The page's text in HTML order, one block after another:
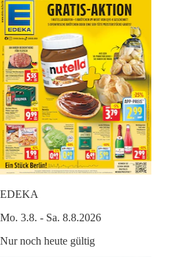
EDEKA
Mo. 3.8. - Sa. 8.8.2026
Nur noch heute gültig